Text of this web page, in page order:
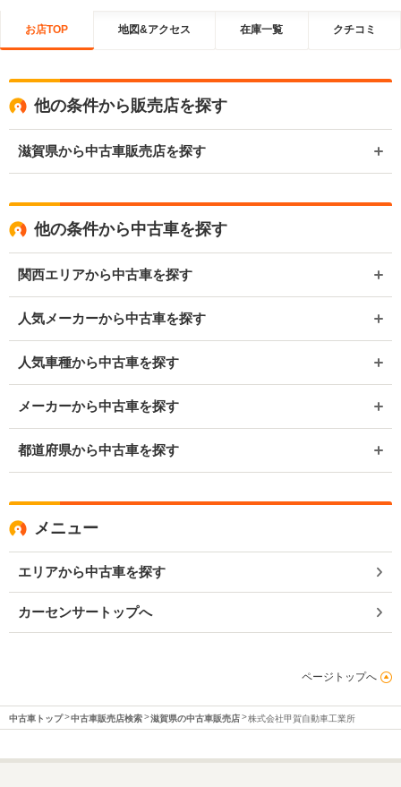
お店TOP 地図&アクセス 在庫一覧 クチコミ
他の条件から販売店を探す
滋賀県から中古車販売店を探す
他の条件から中古車を探す
関西エリアから中古車を探す
人気メーカーから中古車を探す
人気車種から中古車を探す
メーカーから中古車を探す
都道府県から中古車を探す
メニュー
エリアから中古車を探す
カーセンサートップへ
ページトップへ
中古車トップ 中古車販売店検索 滋賀県の中古車販売店 株式会社甲賀自動車工業所